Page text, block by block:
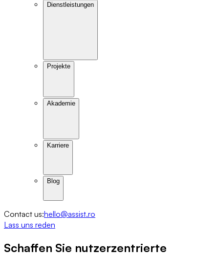
Dienstleistungen
Projekte
Akademie
Karriere
Blog
Contact us:hello@assist.ro
Lass uns reden
Schaffen Sie nutzerzentrierte